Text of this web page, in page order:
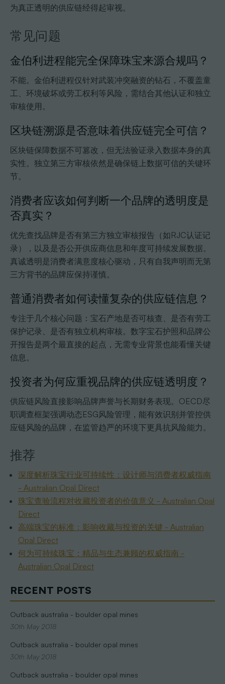
RECENT POSTS
Outback australia - boulder opal mines
30th May 2018
Outback australia - boulder opal mines
30th May 2018
Outback australia - boulder opal mines
为真正透明的供应链经得起审视。
常见问题
金伯利进程能完全保障珠宝来源合规吗？
不能。金伯利进程仅针对武装冲突融资的钻石，不覆盖童
工、环境破坏或劳工权利等风险，需结合其他认证和独立
审核使用。
区块链溯源是否意味着供应链完全可信？
区块链保障数据不可篡改，但无法验证录入数据本身的真
实性。独立第三方审核依然是确保链上数据可信的关键环
节。
消费者应该如何判断一个品牌的透明度是
否真实？
优先查找品牌是否有第三方独立审核报告（如RJC认证记
录），以及是否公开供应商信息和年度可持续发展数据。
真诚透明是消费者满意度核心驱动，只有自我声明而无第
三方背书的品牌应保持谨慎。
普通消费者如何读懂复杂的供应链信息？
专注于几个核心问题：宝石产地是否可核查、是否有劳工
保护记录、是否有独立机构审核。数字宝石护照和品牌公
开报告是两个最直接的起点，无需专业背景也能看懂关键
信息。
投资者为何应重视品牌的供应链透明度？
供应链风险直接影响品牌声誉与长期财务表现。OECD尽
职调查框架强调动态ESG风险管理，能有效识别并管控供
应链风险的品牌，在监管趋严的环境下更具抗风险能力。
推荐
深度解析珠宝行业可持续性：设计师与消费者权威指南
- Australian Opal Direct
珠宝查验流程对收藏投资者的价值意义 - Australian Opal
Direct
高端珠宝的标准：影响收藏与投资的关键 - Australian
Opal Direct
何为可持续珠宝：精品与生态兼顾的权威指南 -
Australian Opal Direct